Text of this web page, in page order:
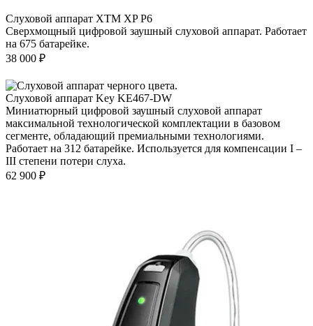
Слуховой аппарат XTM XP P6
Сверхмощный цифровой заушный слуховой аппарат. Работает
на 675 батарейке.
38 000 ₽
Слуховой аппарат Key KE467-DW
Миниатюрный цифровой заушный слуховой аппарат
максимальной технологической комплектации в базовом
сегменте, обладающий премиальными технологиями.
Работает на 312 батарейке. Используется для компенсации I –
III степени потери слуха.
62 900 ₽